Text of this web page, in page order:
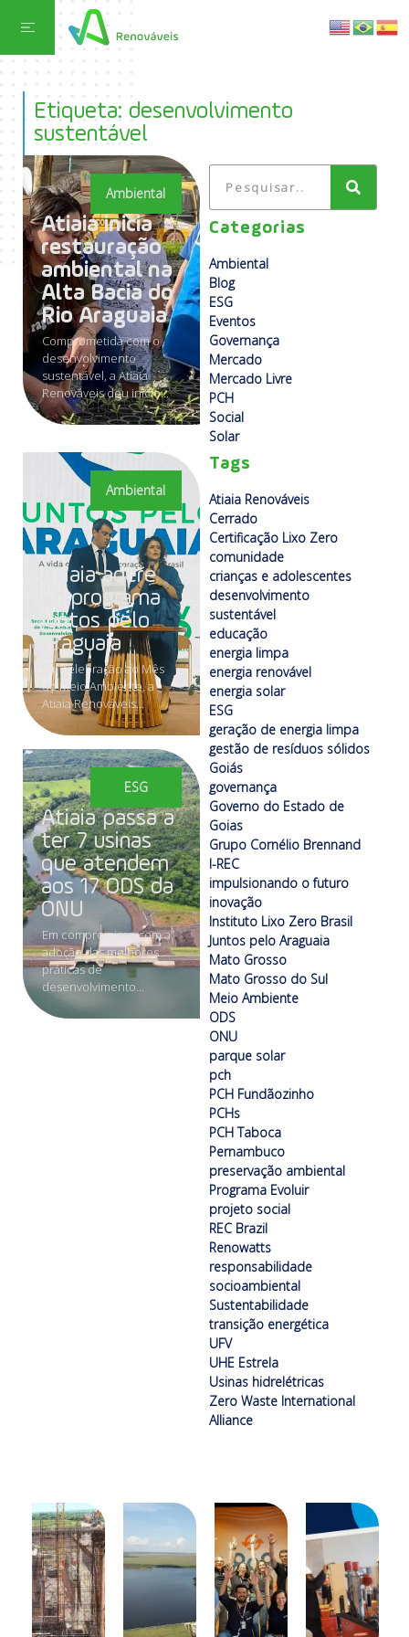
Etiqueta: desenvolvimento
sustentável
Ambiental
Atiaia inicia
restauração
ambiental na
Alta Bacia do
Rio Araguaia
Comprometida com o
desenvolvimento
sustentável, a Atiaia
Renováveis deu início...
Ambiental
Atiaia adere
ao programa
Juntos pelo
Araguaia
Em celebração ao Mês
do Meio Ambiente, a
Atiaia Renováveis...
ESG
Atiaia passa a
ter 7 usinas
que atendem
aos 17 ODS da
ONU
Em compromisso com a
adoção das melhores
práticas de
desenvolvimento...
Categorias
Ambiental
Blog
ESG
Eventos
Governança
Mercado
Mercado Livre
PCH
Social
Solar
Tags
Atiaia Renováveis
Cerrado
Certificação Lixo Zero
comunidade
crianças e adolescentes
desenvolvimento
sustentável
educação
energia limpa
energia renovável
energia solar
ESG
geração de energia limpa
gestão de resíduos sólidos
Goiás
governança
Governo do Estado de
Goias
Grupo Cornélio Brennand
I-REC
impulsionando o futuro
inovação
Instituto Lixo Zero Brasil
Juntos pelo Araguaia
Mato Grosso
Mato Grosso do Sul
Meio Ambiente
ODS
ONU
parque solar
pch
PCH Fundãozinho
PCHs
PCH Taboca
Pernambuco
preservação ambiental
Programa Evoluir
projeto social
REC Brazil
Renowatts
responsabilidade
socioambiental
Sustentabilidade
transição energética
UFV
UHE Estrela
Usinas hidrelétricas
Zero Waste International
Alliance